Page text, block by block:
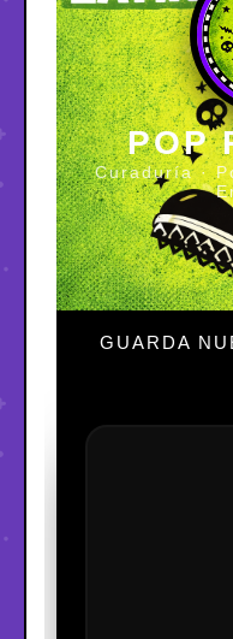
POP
Curaduría ·
GUARDA